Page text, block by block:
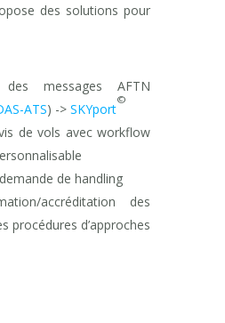
des solutions pour
des messages AFTN
ATS) -> SKYport
©
de vols avec workflow
de handling
accréditation des
procédures d’approches